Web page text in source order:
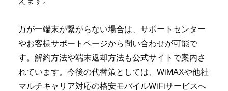
万が一端末が繋がらない場合は、サポートセンター
やお客様サポートページから問い合わせが可能で
す。解約方法や端末返却方法も公式サイトで案内さ
れています。今後の代替策としては、WiMAXや他社
マルチキャリア対応の格安モバイルWiFiサービスへ